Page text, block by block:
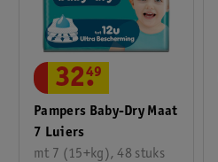
Pampers Baby-Dry Maat
7 Luiers
mt 7 (15+kg), 48 stuks
32.
49